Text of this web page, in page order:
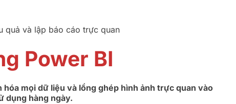
quả và lập báo cáo trực quan
Power BI
hóa mọi dữ liệu và lồng ghép hình ảnh trực quan vào
dụng hàng ngày.